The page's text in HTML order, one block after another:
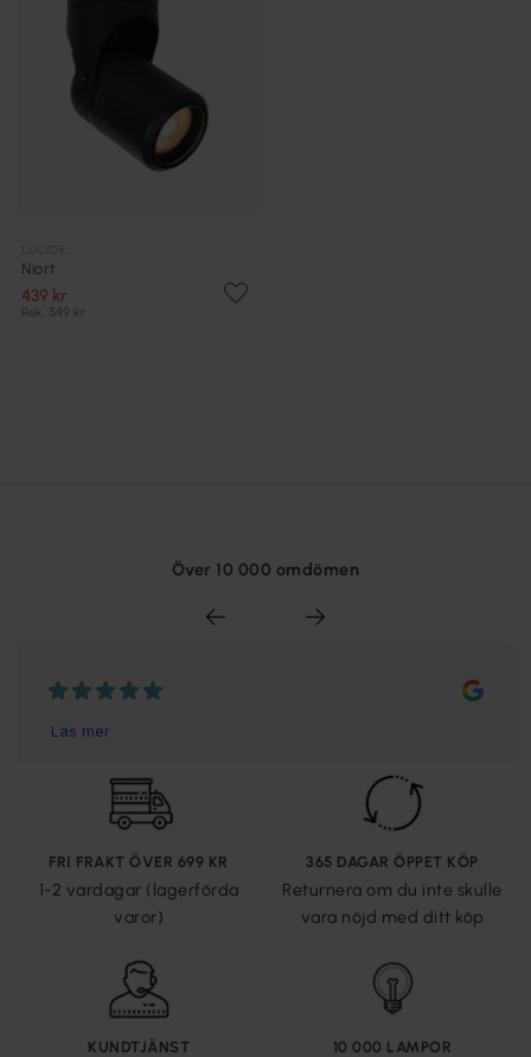
Niort
439 kr
Rek. 549 kr
Över 10 000 omdömen
FRI FRAKT ÖVER 699 KR
1-2 vardagar (lagerförda
varor)
365 DAGAR ÖPPET KÖP
Returnera om du inte skulle
vara nöjd med ditt köp
KUNDTJÄNST 10 000 LAMPOR